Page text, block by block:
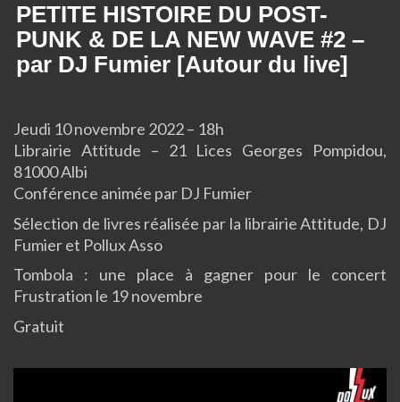
PETITE HISTOIRE DU POST-
PUNK & DE LA NEW WAVE #2 –
par DJ Fumier [Autour du live]
Jeudi 10 novembre 2022 – 18h
Librairie Attitude – 21 Lices Georges Pompidou,
81000 Albi
Conférence animée par DJ Fumier
Sélection de livres réalisée par la librairie Attitude, DJ
Fumier et Pollux Asso
Tombola : une place à gagner pour le concert
Frustration le 19 novembre
Gratuit